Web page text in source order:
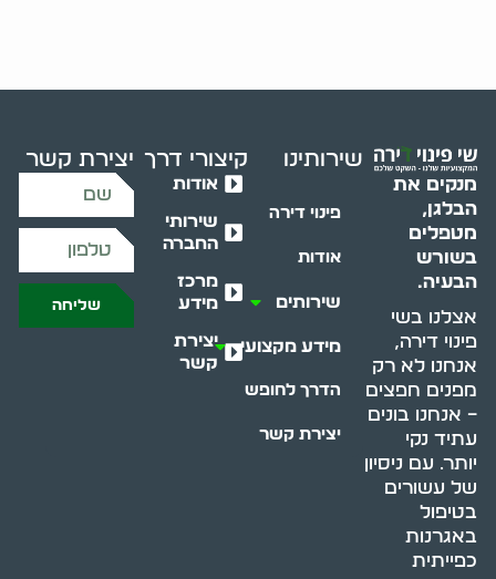
מנקים את
הבלגן,
מטפלים
בשורש
הבעיה.
אצלנו בשי
פינוי דירה,
אנחנו לא רק
מפנים חפצים
– אנחנו בונים
עתיד נקי
יותר. עם ניסיון
של עשורים
בטיפול
באגרנות
כפייתית
שירותינו
פינוי דירה
אודות
שירותים
מידע מקצועי
הדרך לחופש
יצירת קשר
קיצורי דרך
אודות
שירותי
החברה
מרכז
מידע
יצירת
קשר
יצירת קשר
שליחה